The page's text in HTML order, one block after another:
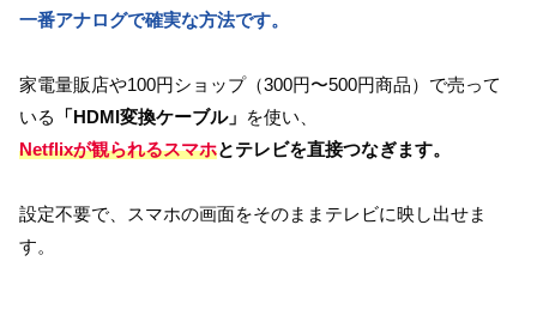
一番アナログで確実な方法です。
家電量販店や100円ショップ（300円〜500円商品）で売って
いる
「HDMI変換ケーブル」 を使い、
Netflixが観られるスマホとテレビを直接つなぎます。
設定不要で、スマホの画面をそのままテレビに映し出せま
す。